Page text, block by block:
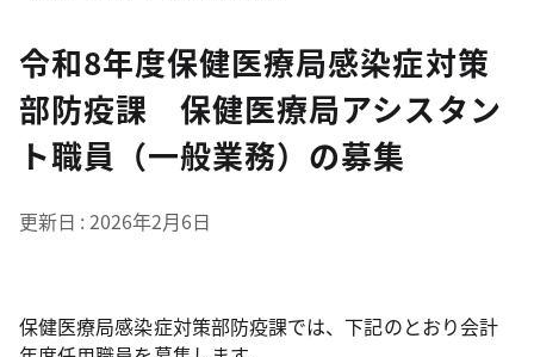
令和8年度保健医療局感染症対策
部防疫課 保健医療局アシスタン
ト職員（一般業務）の募集
更新日 2026年2月6日
保健医療局感染症対策部防疫課では、下記のとおり会計